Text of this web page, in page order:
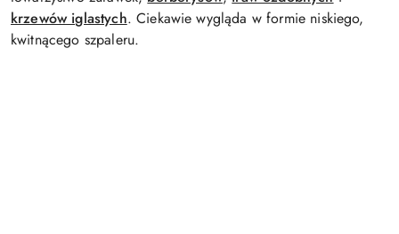
krzewów iglastych. Ciekawie wygląda w formie niskiego,
kwitnącego szpaleru.